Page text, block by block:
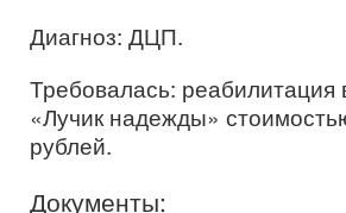
Диагноз: ДЦП.
Требовалась:
«Лучик надежды»
рублей.
Документы: